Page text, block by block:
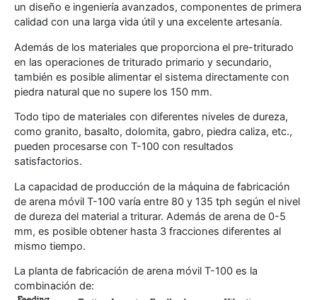
un diseño e ingeniería avanzados, componentes de primera
calidad con una larga vida útil y una excelente artesanía.
Además de los materiales que proporciona el pre-triturado
en las operaciones de triturado primario y secundario,
también es posible alimentar el sistema directamente con
piedra natural que no supere los 150 mm.
Todo tipo de materiales con diferentes niveles de dureza,
como granito, basalto, dolomita, gabro, piedra caliza, etc.,
pueden procesarse con T-100 con resultados
satisfactorios.
La capacidad de producción de la máquina de fabricación
de arena móvil T-100 varía entre 80 y 135 tph según el nivel
de dureza del material a triturar. Además de arena de 0-5
mm, es posible obtener hasta 3 fracciones diferentes al
mismo tiempo.
La planta de fabricación de arena móvil T-100 es la
combinación de: